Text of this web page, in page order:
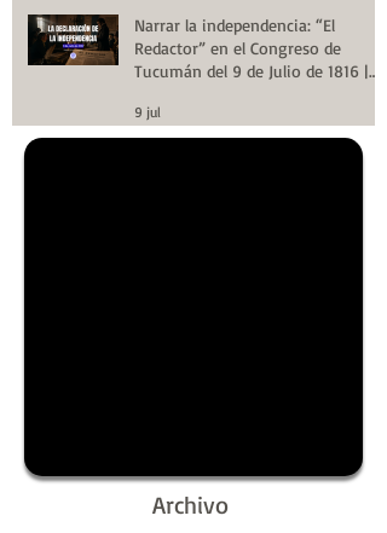
Narrar la independencia: “El
Redactor” en el Congreso de
Tucumán del 9 de Julio de 1816 |
9 jul
Archivo